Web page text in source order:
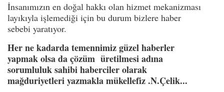
İnsanımızın en doğal hakkı olan hizmet mekanizması
layıkıyla işlemediği için bu durum bizlere haber
sebebi yaratıyor.
Her ne kadarda temennimiz güzel haberler
yapmak olsa da çözüm üretilmesi adına
sorumluluk sahibi haberciler olarak
mağduriyetleri yazmakla mükellefiz .N.Çelik...